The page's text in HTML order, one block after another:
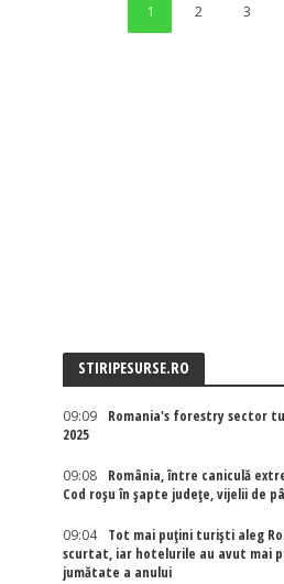
1 2 3
STIRIPESURSE.RO
09:09
Romania's forestry sector
2025
09:08
România, între caniculă
Cod roșu în șapte județe, vijelii de
09:04
Tot mai puțini turiști aleg
scurtat, iar hotelurile au avut mai
jumătate a anului